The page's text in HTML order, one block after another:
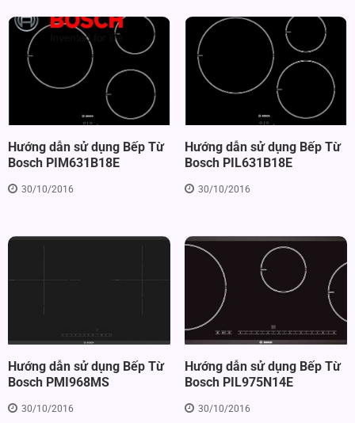
Hướng dẫn sử dụng Bếp Từ
Bosch PIM631B18E
30/10/2016
Hướng dẫn sử dụng Bếp Từ
Bosch PIL631B18E
30/10/2016
Hướng dẫn sử dụng Bếp Từ
Bosch PMI968MS
30/10/2016
Hướng dẫn sử dụng Bếp Từ
Bosch PIL975N14E
30/10/2016